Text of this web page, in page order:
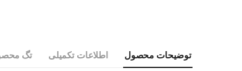
توضیحات محصول اطلاعات تکمیلی تگ